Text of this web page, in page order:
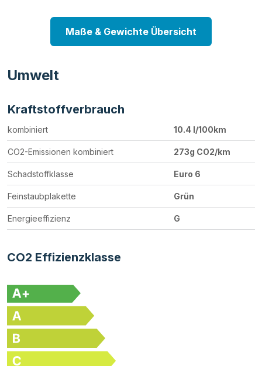
Maße & Gewichte Übersicht
Umwelt
Kraftstoffverbrauch
kombiniert 10.4 l/100km
CO2-Emissionen kombiniert 273g CO2/km
Schadstoffklasse Euro 6
Feinstaubplakette Grün
Energieeffizienz G
CO2 Effizienzklasse